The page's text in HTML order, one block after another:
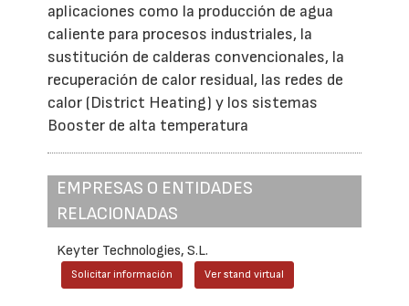
aplicaciones como la producción de agua
caliente para procesos industriales, la
sustitución de calderas convencionales, la
recuperación de calor residual, las redes de
calor (District Heating) y los sistemas
Booster de alta temperatura
EMPRESAS O ENTIDADES
RELACIONADAS
Keyter Technologies, S.L.
Solicitar información Ver stand virtual